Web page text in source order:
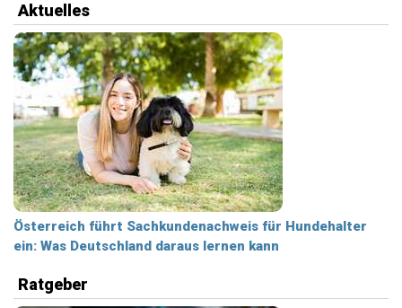
Aktuelles
Österreich führt Sachkundenachweis für Hundehalter
ein: Was Deutschland daraus lernen kann
Ratgeber